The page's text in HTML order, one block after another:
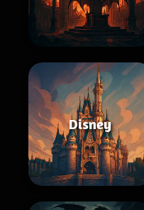
Disney